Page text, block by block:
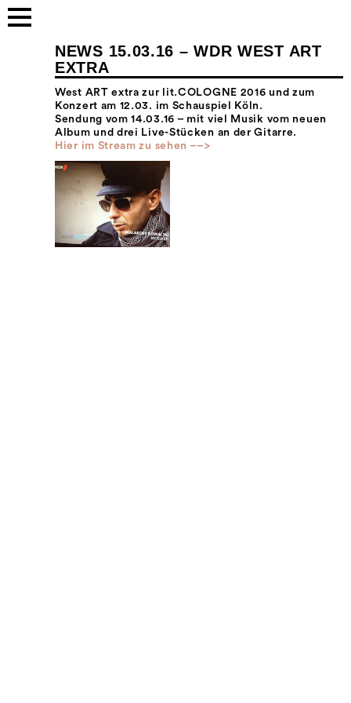
NEWS 15.03.16 – WDR WEST ART
EXTRA
West ART extra zur lit.COLOGNE 2016 und zum
Konzert am 12.03. im Schauspiel Köln.
Sendung vom 14.03.16 – mit viel Musik vom neuen
Album und drei Live-Stücken an der Gitarre.
Hier im Stream zu sehen ––>